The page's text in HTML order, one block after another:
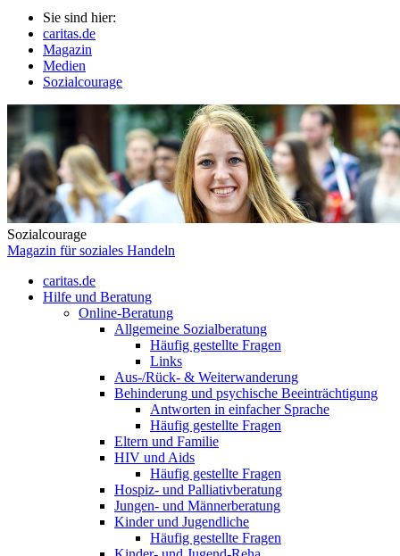
Sie sind hier:
caritas.de
Magazin
Medien
Sozialcourage
Sozialcourage
Magazin für soziales Handeln
caritas.de
Hilfe und Beratung
Online-Beratung
Allgemeine Sozialberatung
Häufig gestellte Fragen
Links
Aus-/Rück- & Weiterwanderung
Behinderung und psychische Beeinträchtigung
Antworten in einfacher Sprache
Häufig gestellte Fragen
Eltern und Familie
HIV und Aids
Häufig gestellte Fragen
Hospiz- und Palliativberatung
Jungen- und Männerberatung
Kinder und Jugendliche
Häufig gestellte Fragen